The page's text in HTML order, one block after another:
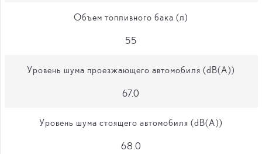
Объем топливного бака (л)
55
Уровень шума проезжающего автомобиля (dB(A))
67.0
Уровень шума стоящего автомобиля (dB(A))
68.0